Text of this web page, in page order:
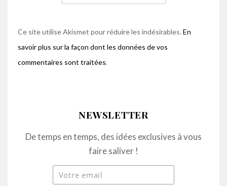
Ce site utilise Akismet pour réduire les indésirables. En
savoir plus sur la façon dont les données de vos
commentaires sont traitées.
NEWSLETTER
De temps en temps, des idées exclusives à vous
faire saliver !